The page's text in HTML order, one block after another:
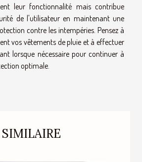
leur fonctionnalité mais contribue
de l'utilisateur en maintenant une
contre les intempéries. Pensez à
vos vêtements de pluie et à effectuer
lorsque nécessaire pour continuer à
optimale.
SIMILAIRE